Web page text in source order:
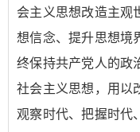
会主义思想改造主观
想信念、提升思想境
终保持共产党人的政
社会主义思想，用以
观察时代、把握时代